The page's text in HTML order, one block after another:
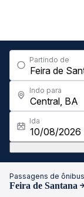
Partindo de
Indo para
Ida
Passagens de ônibus
Feira de Santana